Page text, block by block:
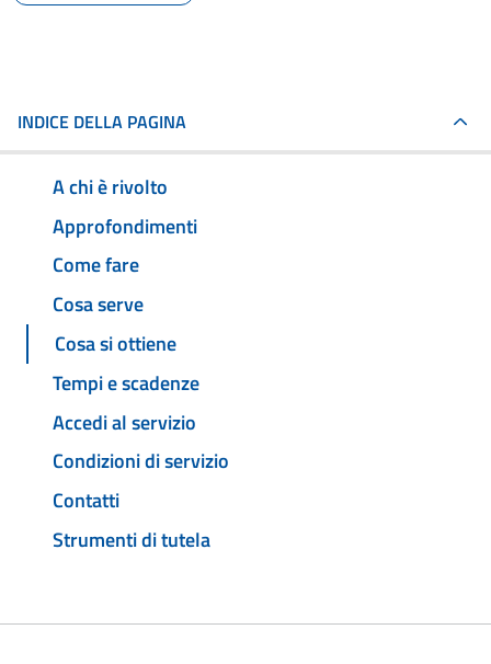
INDICE DELLA PAGINA
A chi è rivolto
Approfondimenti
Come fare
Cosa serve
Cosa si ottiene
Tempi e scadenze
Accedi al servizio
Condizioni di servizio
Contatti
Strumenti di tutela